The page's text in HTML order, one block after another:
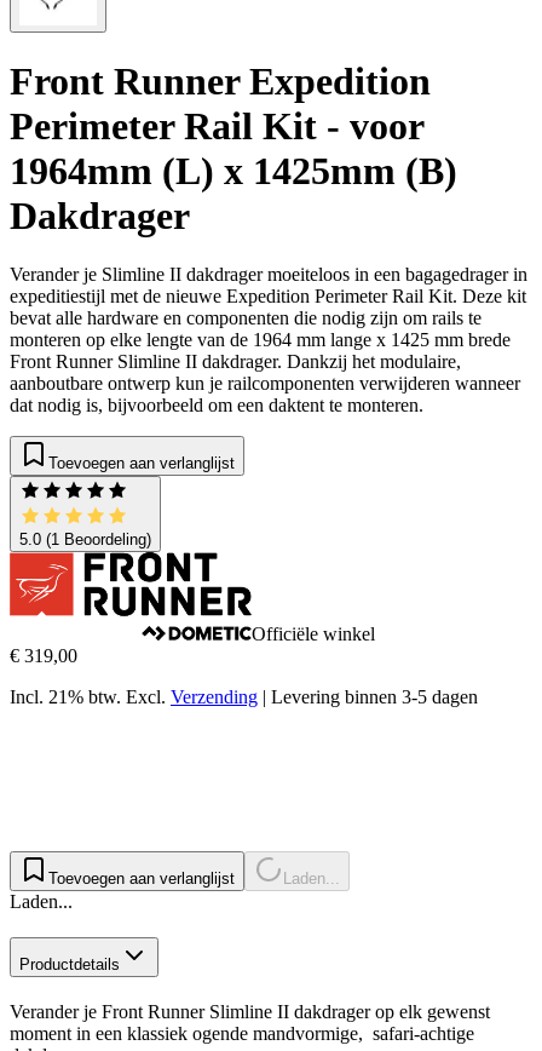
Front Runner Expedition
Perimeter Rail Kit - voor
1964mm (L) x 1425mm (B)
Dakdrager
Verander je Slimline II dakdrager moeiteloos in een bagagedrager in
expeditiestijl met de nieuwe Expedition Perimeter Rail Kit. Deze kit
bevat alle hardware en componenten die nodig zijn om rails te
monteren op elke lengte van de 1964 mm lange x 1425 mm brede
Front Runner Slimline II dakdrager. Dankzij het modulaire,
aanboutbare ontwerp kun je railcomponenten verwijderen wanneer
dat nodig is, bijvoorbeeld om een daktent te monteren.
Toevoegen aan verlanglijst
5.0 (1 Beoordeling)
Officiële winkel
€ 319,00
Incl. 21% btw. Excl. Verzending | Levering binnen 3-5 dagen
Toevoegen aan verlanglijst Laden...
Laden...
Productdetails
Verander je Front Runner Slimline II dakdrager op elk gewenst
moment in een klassiek ogende mandvormige, safari-achtige